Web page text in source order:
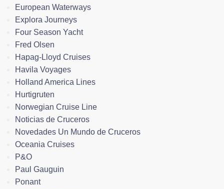
European Waterways
Explora Journeys
Four Season Yacht
Fred Olsen
Hapag-Lloyd Cruises
Havila Voyages
Holland America Lines
Hurtigruten
Norwegian Cruise Line
Noticias de Cruceros
Novedades Un Mundo de Cruceros
Oceania Cruises
P&O
Paul Gauguin
Ponant